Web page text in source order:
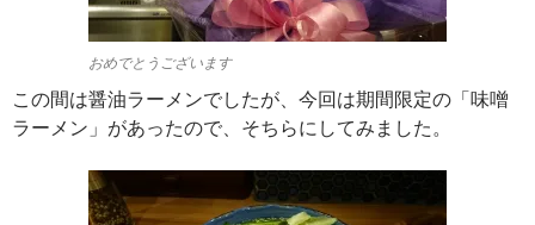
おめでとうございます
この間は醤油ラーメンでしたが、今回は期間限定の「味噌
ラーメン」があったので、そちらにしてみました。